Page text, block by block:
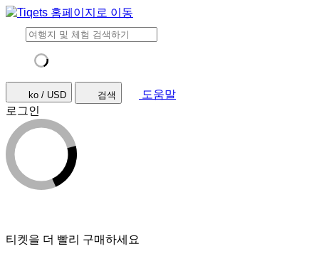
ko / USD 검색
도움말
로그인
티켓을 더 빨리 구매하세요